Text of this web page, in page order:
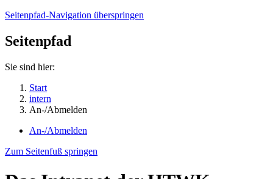
Seitenpfad-Navigation überspringen
Seitenpfad
Sie sind hier:
Start
intern
An-/Abmelden
An-/Abmelden
Zum Seitenfuß springen